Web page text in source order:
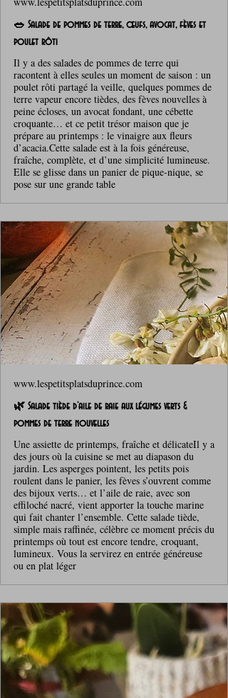
🥗 Salade de pommes de terre, œufs, avocat, fèves et
poulet rôti
Il y a des salades de pommes de terre qui
racontent à elles seules un moment de saison : un
poulet rôti partagé la veille, quelques pommes de
terre vapeur encore tièdes, des fèves nouvelles à
peine écloses, un avocat fondant, une cébette
croquante… et ce petit trésor maison que je
prépare au printemps : le vinaigre aux fleurs
d’acacia.Cette salade est à la fois généreuse,
fraîche, complète, et d’une simplicité lumineuse.
Elle se glisse dans un panier de pique‑nique, se
pose sur une grande table
www.lespetitsplatsduprince.com
🌿 Salade tiède d’aile de raie aux légumes verts &
pommes de terre nouvelles
Une assiette de printemps, fraîche et délicateIl y a
des jours où la cuisine se met au diapason du
jardin. Les asperges pointent, les petits pois
roulent dans le panier, les fèves s’ouvrent comme
des bijoux verts… et l’aile de raie, avec son
effiloché nacré, vient apporter la touche marine
qui fait chanter l’ensemble. Cette salade tiède,
simple mais raffinée, célèbre ce moment précis du
printemps où tout est encore tendre, croquant,
lumineux. Vous la servirez en entrée généreuse
ou en plat léger